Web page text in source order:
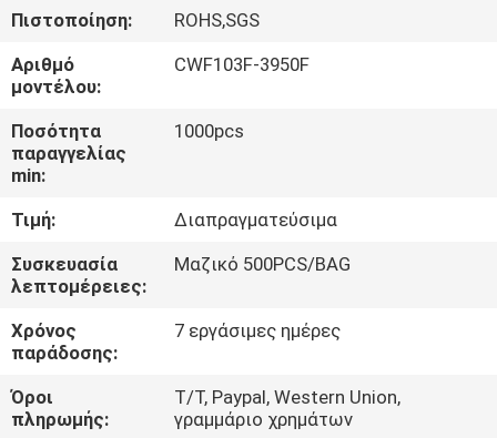
ΓΎΡΟΣ
ΕΡΓΟΣΤΑΣΊΩΝ
ΠΟΙΟΤΙΚΌΣ
ΜΑΣ
ΕΛΆΤΕ
ΣΕ
ΕΠΑΦΉ
ΜΕ
Πιστοποίηση:
ROHS,SGS
Αριθμό
μοντέλου:
CWF103F-3950F
Ποσότητα
παραγγελίας
min:
1000pcs
Τιμή:
Διαπραγματεύσιμα
Συσκευασία
λεπτομέρειες:
Μαζικό 500PCS/BAG
Χρόνος
παράδοσης:
7 εργάσιμες ημέρες
Όροι
πληρωμής:
T/T, Paypal, Western Union,
γραμμάριο χρημάτων